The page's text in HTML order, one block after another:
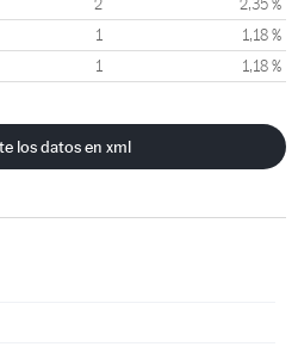
2 2,35 %
1 1,18 %
1 1,18 %
los datos en xml